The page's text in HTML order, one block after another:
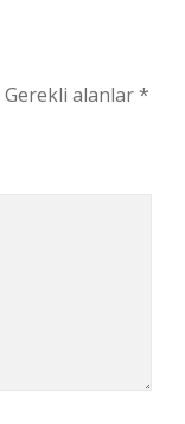
Gerekli alanlar*